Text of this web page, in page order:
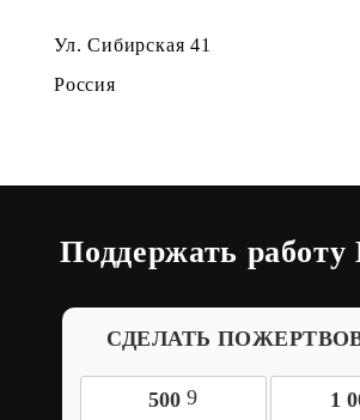
Ул. Сибирская 41
Россия
Поддержать работу
СДЕЛАТЬ
500 9 1